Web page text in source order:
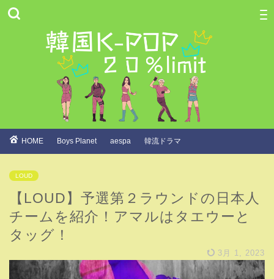
HOME Boys Planet aespa 韓流ドラマ
LOUD
【LOUD】予選第２ラウンドの日本人
チームを紹介！アマルはタエウーと
タッグ！
3月 1, 2023